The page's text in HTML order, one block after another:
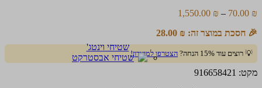
שטיחי וינטג'
70.00 ₪
–
1,550.00 ₪
עד
🎉 חסכת במוצר זה: 28.00 ₪
💡 רוצים עוד 15% הנחה? הצטרפו למועדון!
מקט: 916658421